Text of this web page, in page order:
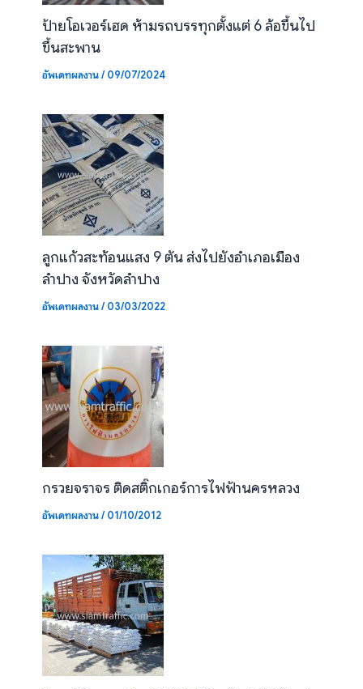
ป้ายโอเวอร์เฮด ห้ามรถบรรทุกตั้งแต่ 6 ล้อขึ้นไป
ขึ้นสะพาน
อัพเดทผลงาน/09/07/2024
ลูกแก้วสะท้อนแสง 9 ตัน ส่งไปยังอำเภอเมือง
ลำปาง จังหวัดลำปาง
อัพเดทผลงาน/03/03/2022
กรวยจราจร ติดสติ๊กเกอร์การไฟฟ้านครหลวง
อัพเดทผลงาน/01/10/2012